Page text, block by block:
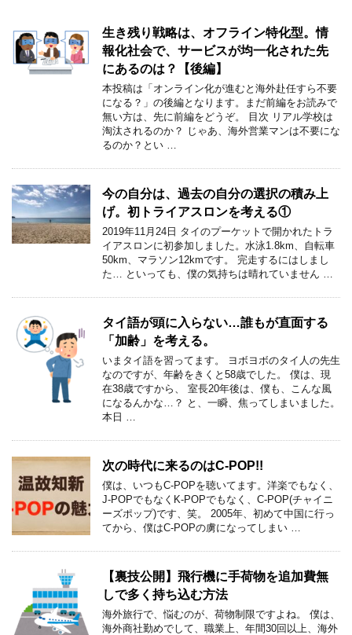
生き残り戦略は、オフライン特化型。情
報化社会で、サービスが均一化された先
にあるのは？【後編】
本投稿は「オンライン化が進むと海外赴任すら不要
になる？」の後編となります。まだ前編をお読みで
無い方は、先に前編をどうぞ。 目次 リアル学校は
淘汰されるのか？ じゃあ、海外営業マンは不要にな
るのか？とい …
今の自分は、過去の自分の選択の積み上
げ。初トライアスロンを考える①
2019年11月24日 タイのプーケットで開かれたトラ
イアスロンに初参加しました。水泳1.8km、自転車
50km、マラソン12kmです。 完走するにはしまし
た… といっても、僕の気持ちは晴れていません …
タイ語が頭に入らない…誰もが直面する
「加齢」を考える。
いまタイ語を習ってます。 ヨボヨボのタイ人の先生
なのですが、年齢をきくと58歳でした。 僕は、現
在38歳ですから、 室長20年後は、僕も、こんな風
になるんかな…？ と、一瞬、焦ってしまいました。
本日 …
次の時代に来るのはC-POP!!
僕は、いつもC-POPを聴いてます。洋楽でもなく、
J-POPでもなくK-POPでもなく、C-POP(チャイニ
ーズポップ)です、笑。 2005年、初めて中国に行っ
てから、僕はC-POPの虜になってしまい …
【裏技公開】飛行機に手荷物を追加費無
しで多く持ち込む方法
海外旅行で、悩むのが、荷物制限ですよね。 僕は、
海外商社勤めでして、職業上、年間30回以上、海外